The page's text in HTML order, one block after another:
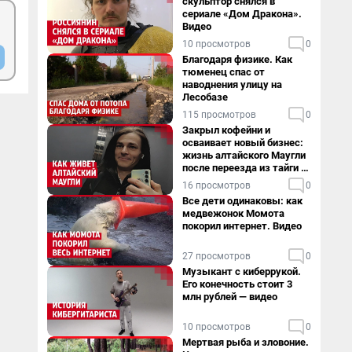
сериале «Дом Дракона».
Видео
10 просмотров 0
Благодаря физике. Как
тюменец спас от
наводнения улицу на
Лесобазе
115 просмотров 0
Закрыл кофейни и
осваивает новый бизнес:
жизнь алтайского Маугли
после переезда из тайги в
столицу
16 просмотров 0
Все дети одинаковы: как
медвежонок Момота
покорил интернет. Видео
27 просмотров 0
Музыкант с киберрукой.
Его конечность стоит 3
млн рублей — видео
10 просмотров 0
Мертвая рыба и зловоние.